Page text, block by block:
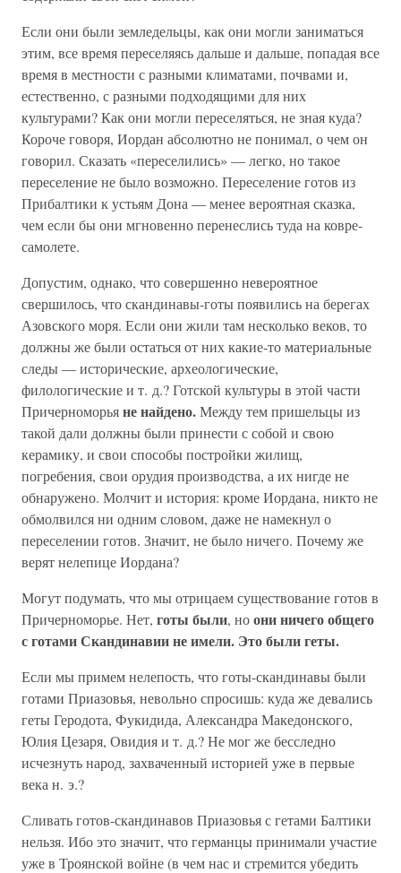
Если они были земледельцы, как они могли заниматься
этим, все время переселяясь дальше и дальше, попадая все
время в местности с разными климатами, почвами и,
естественно, с разными подходящими для них
культурами? Как они могли переселяться, не зная куда?
Короче говоря, Иордан абсолютно не понимал, о чем он
говорил. Сказать «переселились» — легко, но такое
переселение не было возможно. Переселение готов из
Прибалтики к устьям Дона — менее вероятная сказка,
чем если бы они мгновенно перенеслись туда на ковре-
самолете.
Допустим, однако, что совершенно невероятное
свершилось, что скандинавы-готы появились на берегах
Азовского моря. Если они жили там несколько веков, то
должны же были остаться от них какие-то материальные
следы — исторические, археологические,
филологические и т. д.? Готской культуры в этой части
Причерноморьяне найдено.Между тем пришельцы из
такой дали должны были принести с собой и свою
керамику, и свои способы постройки жилищ,
погребения, свои орудия производства, а их нигде не
обнаружено. Молчит и история: кроме Иордана, никто не
обмолвился ни одним словом, даже не намекнул о
переселении готов. Значит, не было ничего. Почему же
верят нелепице Иордана?
Могут подумать, что мы отрицаем существование готов в
Причерноморье. Нет, готы были, ноони ничего общего
с готами Скандинавии не имели. Это были геты.
Если мы примем нелепость, что готы-скандинавы были
готами Приазовья, невольно спросишь: куда же девались
геты Геродота, Фукидида, Александра Македонского,
Юлия Цезаря, Овидия и т. д.? Не мог же бесследно
исчезнуть народ, захваченный историей уже в первые
века н. э.?
Сливать готов-скандинавов Приазовья с гетами Балтики
нельзя. Ибо это значит, что германцы принимали участие
уже в Троянской войне (в чем нас и стремится убедить